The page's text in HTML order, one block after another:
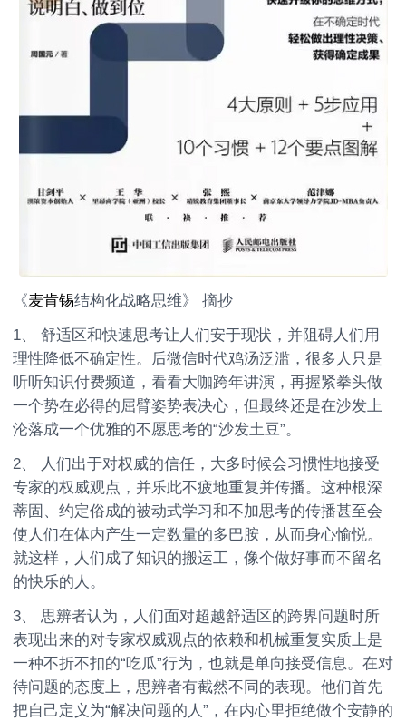
《麦肯锡结构化战略思维》 摘抄
1、 舒适区和快速思考让人们安于现状，并阻碍人们用
理性降低不确定性。后微信时代鸡汤泛滥，很多人只是
听听知识付费频道，看看大咖跨年讲演，再握紧拳头做
一个势在必得的屈臂姿势表决心，但最终还是在沙发上
沦落成一个优雅的不愿思考的“沙发土豆”。
2、 人们出于对权威的信任，大多时候会习惯性地接受
专家的权威观点，并乐此不疲地重复并传播。这种根深
蒂固、约定俗成的被动式学习和不加思考的传播甚至会
使人们在体内产生一定数量的多巴胺，从而身心愉悦。
就这样，人们成了知识的搬运工，像个做好事而不留名
的快乐的人。
3、 思辨者认为，人们面对超越舒适区的跨界问题时所
表现出来的对专家权威观点的依赖和机械重复实质上是
一种不折不扣的“吃瓜”行为，也就是单向接受信息。在对
待问题的态度上，思辨者有截然不同的表现。他们首先
把自己定义为“解决问题的人”，在内心里拒绝做个安静的